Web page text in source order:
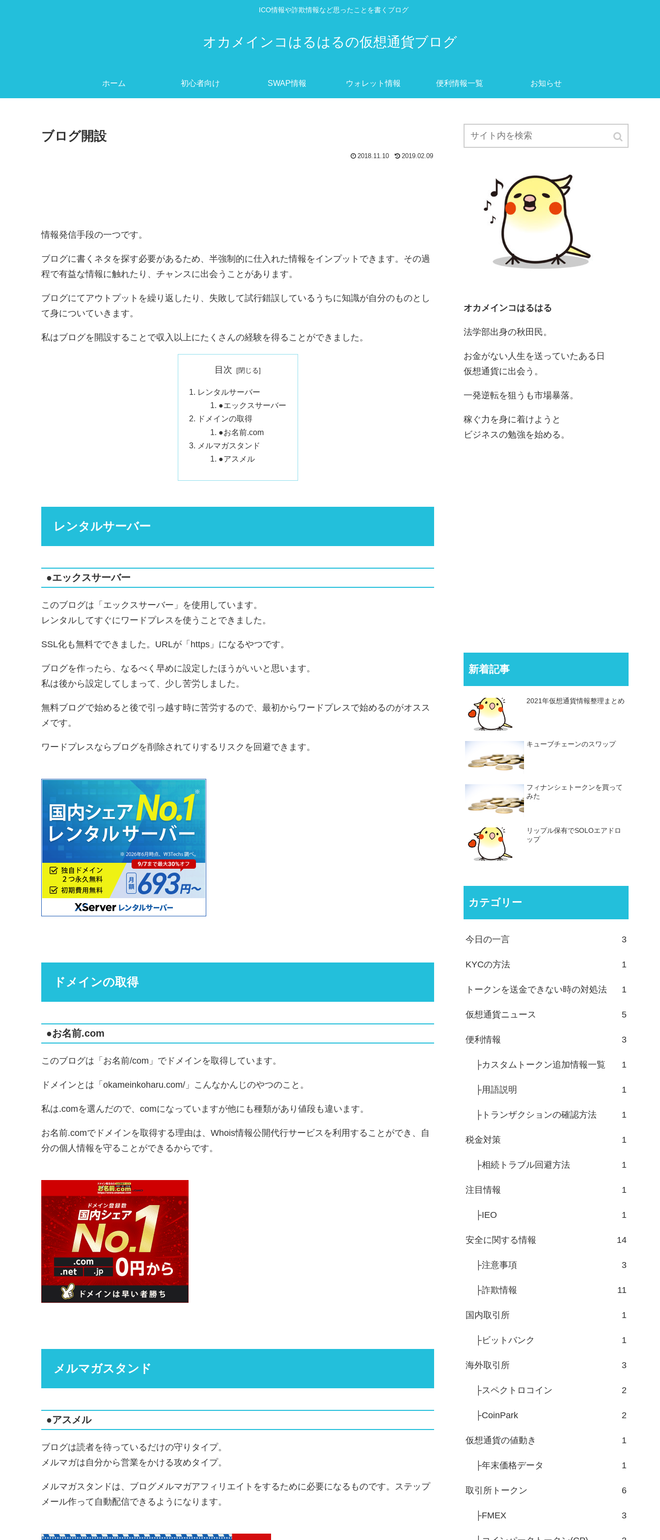
ICO情報や詐欺情報など思ったことを書くブログ
オカメインコはるはるの仮想通貨ブログ
ホーム 初心者向け SWAP情報 ウォレット情報 便利情報一覧 お知らせ
ブログ開設
2018.11.10 2019.02.09
情報発信手段の一つです。
ブログに書くネタを探す必要があるため、半強制的に仕入れた情報をインプットできます。その過
程で有益な情報に触れたり、チャンスに出会うことがあります。
ブログにてアウトプットを繰り返したり、失敗して試行錯誤しているうちに知識が自分のものとし
て身についていきます。
私はブログを開設することで収入以上にたくさんの経験を得ることができました。
目次
レンタルサーバー
●エックスサーバー
ドメインの取得
●お名前.com
メルマガスタンド
●アスメル
レンタルサーバー
●エックスサーバー
このブログは「エックスサーバー」を使用しています。
レンタルしてすぐにワードプレスを使うことできました。
SSL化も無料でできました。URLが「https」になるやつです。
ブログを作ったら、なるべく早めに設定したほうがいいと思います。
私は後から設定してしまって、少し苦労しました。
無料ブログで始めると後で引っ越す時に苦労するので、最初からワードプレスで始めるのがオスス
メです。
ワードプレスならブログを削除されてりするリスクを回避できます。
ドメインの取得
●お名前.com
このブログは「お名前/com」でドメインを取得しています。
ドメインとは「okameinkoharu.com/」こんなかんじのやつのこと。
私は.comを選んだので、comになっていますが他にも種類があり値段も違います。
お名前.comでドメインを取得する理由は、Whois情報公開代行サービスを利用することができ、自
分の個人情報を守ることができるからです。
メルマガスタンド
●アスメル
ブログは読者を待っているだけの守りタイプ。
メルマガは自分から営業をかける攻めタイプ。
メルマガスタンドは、ブログメルマガアフィリエイトをするために必要になるものです。ステップ
メール作って自動配信できるようになります。
オカメインコはるはる
法学部出身の秋田民。
お金がない人生を送っていたある日
仮想通貨に出会う。
一発逆転を狙うも市場暴落。
稼ぐ力を身に着けようと
ビジネスの勉強を始める。
新着記事
2021年仮想通貨情報整理まとめ
キューブチェーンのスワップ
フィナンシェトークンを買って
みた
リップル保有でSOLOエアドロ
ップ
カテゴリー
今日の一言 3
KYCの方法 1
トークンを送金できない時の対処法 1
仮想通貨ニュース 5
便利情報 3
├カスタムトークン追加情報一覧 1
├用語説明 1
├トランザクションの確認方法 1
税金対策 1
├相続トラブル回避方法 1
注目情報 1
├IEO 1
安全に関する情報 14
├注意事項 3
├詐欺情報 11
国内取引所 1
├ビットバンク 1
海外取引所 3
├スペクトロコイン 2
├CoinPark 2
仮想通貨の値動き 1
├年末価格データ 1
取引所トークン 6
├FMEX 3